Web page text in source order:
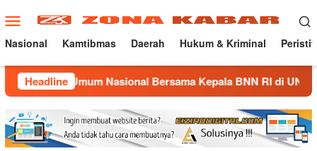
ke
konten
Menu
Mobile
Nasional Kamtibmas Daerah Hukum & Kriminal
Headline
Nasional Bersama Kepala BNN RI di UNMA